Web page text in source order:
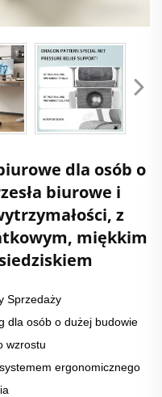
dla osób o
biurowe i
z
miękkim
Sprzedaży
dla osób o dużej budowie
wzrostu
ergonomicznego